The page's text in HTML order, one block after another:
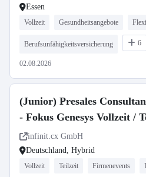
Essen
Vollzeit Gesundheitsangebote
Berufsunfähigkeitsversicherung 6
02.08.2026
(Junior) Presales
- Fokus Genesys Vollzeit /
infinit.cx GmbH
Deutschland, Hybrid
Vollzeit Teilzeit Firmenevents